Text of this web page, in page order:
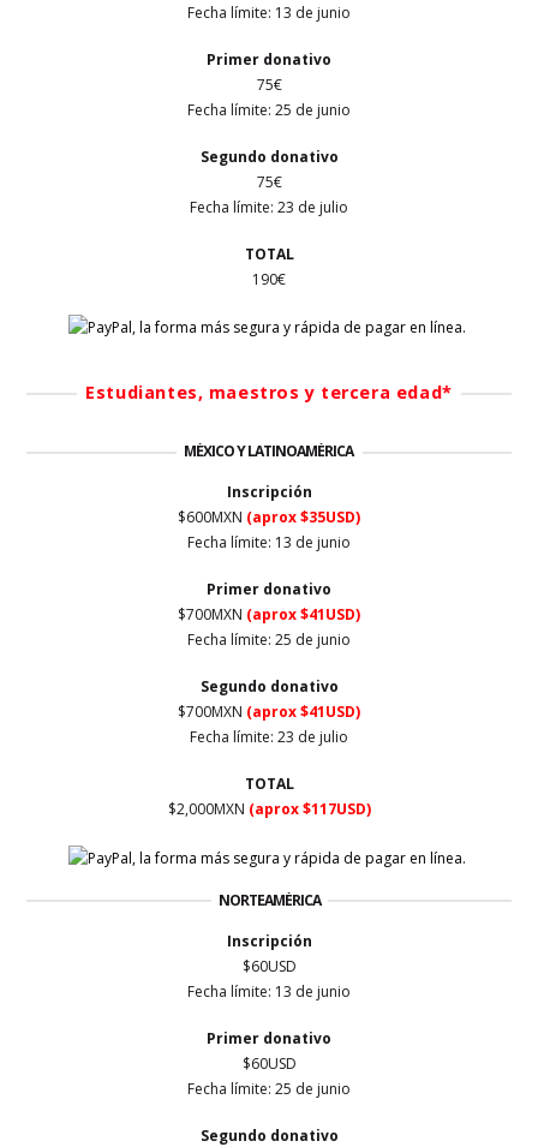
Fecha límite: 13 de junio
Primer donativo
75€
Fecha límite: 25 de junio
Segundo donativo
75€
Fecha límite: 23 de julio
TOTAL
190€
Estudiantes, maestros y tercera edad*
MÉXICO Y LATINOAMÉRICA
Inscripción
$600MXN (aprox $35USD)
Fecha límite: 13 de junio
Primer donativo
$700MXN (aprox $41USD)
Fecha límite: 25 de junio
Segundo donativo
$700MXN (aprox $41USD)
Fecha límite: 23 de julio
TOTAL
$2,000MXN (aprox $117USD)
NORTEAMÉRICA
Inscripción
$60USD
Fecha límite: 13 de junio
Primer donativo
$60USD
Fecha límite: 25 de junio
Segundo donativo